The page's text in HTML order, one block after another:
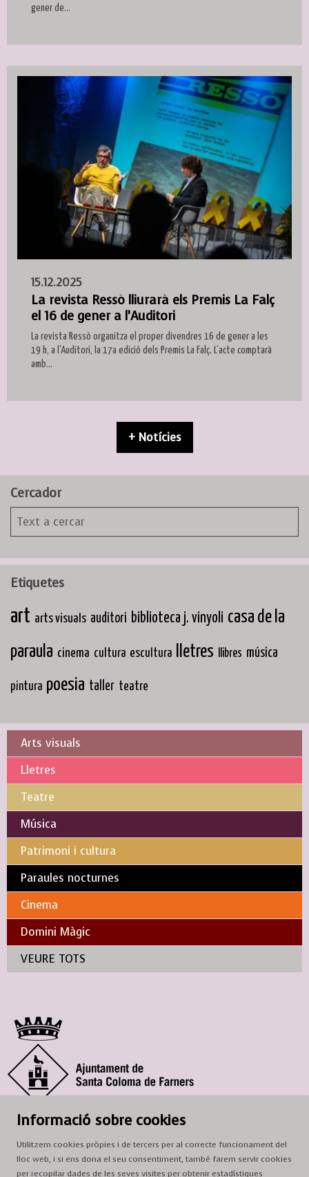
gener de...
15.12.2025
La revista Ressò lliurarà els Premis La Falç
el 16 de gener a l’Auditori
La revista Ressò organitza el proper divendres 16 de gener a les
19 h, a l’Auditori, la 17a edició dels Premis La Falç. L’acte comptarà
amb...
+ Notícies
Cercador
Etiquetes
art arts visuals auditori biblioteca j. vinyoli casa de la
paraula cinema cultura escultura lletres llibres música
pintura poesia taller teatre
Arts visuals
Lletres
Teatre
Música
Patrimoni i cultura
Paraules nocturnes
Cinema
Domini Màgic
VEURE TOTS
© Ajuntament de Santa Coloma de Farners
: de dilluns a dissabte, de 9 a 13 h.
Adreça: c. del Prat, 16, 17430 Santa Coloma de Farners
Informació sobre cookies
Utilitzem cookies pròpies i de tercers per al correcte funcionament del
lloc web, i si ens dona el seu consentiment, també farem servir cookies
per recopilar dades de les seves visites per obtenir estadístiques